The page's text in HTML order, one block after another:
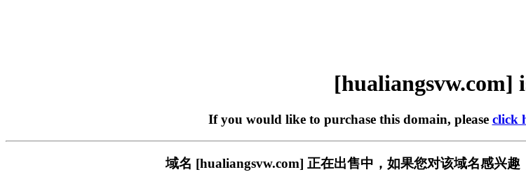
[hualiangsvw.com]
If you would like to purchase this domain, please click
域名 [hualiangsvw.com] 正在出售中，如果您对该域名感兴趣